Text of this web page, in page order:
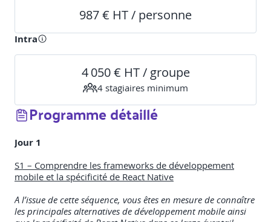
987 € HT / personne
Intra
4 050 € HT / groupe
4 stagiaires minimum
Programme détaillé
Jour 1
S1 – Comprendre les frameworks de développement
mobile et la spécificité de React Native
A l’issue de cette séquence, vous êtes en mesure de connaître
les principales alternatives de développement mobile ainsi